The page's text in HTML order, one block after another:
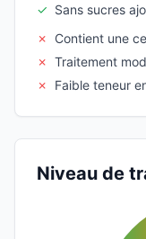
✓ Sans sucres
✗
Contient une
✗ Traitement
✗
Faible teneur
Niveau de